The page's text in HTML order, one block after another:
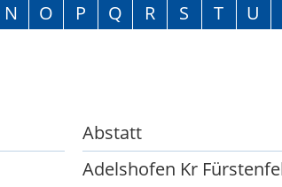
N O P Q R S T U
Abstatt